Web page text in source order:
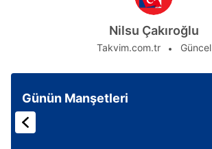
Nilsu Çakıroğlu
Takvim.com.tr Güncel
Günün Manşetleri